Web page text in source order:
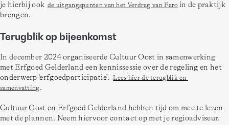
je hierbij ook de uitgangspunten van het Verdrag van Faro in de praktijk
brengen.
Terugblik op bijeenkomst
In december 2024 organiseerde Cultuur Oost in samenwerking
met Erfgoed Gelderland een kennissessie over de regeling en het
onderwerp 'erfgoedparticipatie'. Lees hier de terugblik en
samenvatting.
Cultuur Oost en Erfgoed Gelderland hebben tijd om mee te lezen
met de plannen. Neem hiervoor contact op met je regioadviseur.